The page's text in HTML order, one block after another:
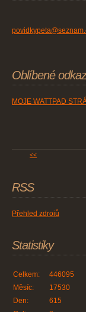
Oblíbené
MOJE WATTPAD
<<
RSS
Přehled zdrojů
Statistiky
Celkem:
446095
Měsíc:
17530
Den:
615